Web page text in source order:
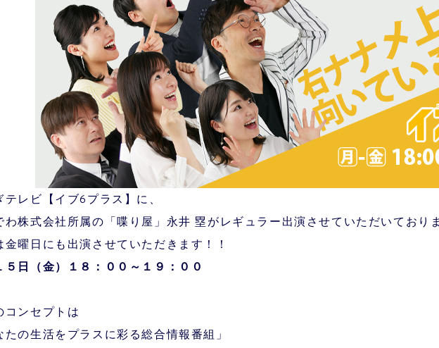
テレビ【イブ6プラス】に、
わ株式会社所属の「喋り屋」永井 塁がレギュラー出演させていただいており
金曜日にも出演させていただきます！！
５ 日（金）１８：００～１９：００
コンセプトは
たの生活をプラスに彩る総合情報番組」